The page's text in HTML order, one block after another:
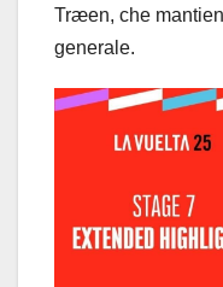
Træen, che
generale.